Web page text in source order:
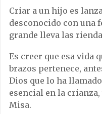
Criar a un hijo es
desconocido con una
grande lleva las
Es creer que esa vida
brazos pertenece,
Dios que lo ha
esencial en la
Misa.